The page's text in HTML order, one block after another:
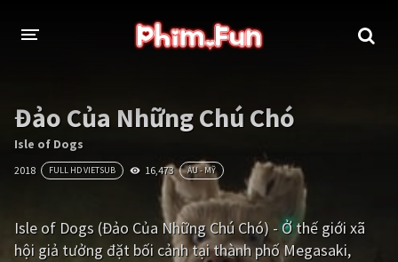
THỂ LOẠI
Thần thoại - Cổ trang
Tâm lý Chiến tranh
Kinh dị Tội phạm - Hình sự
Đảo Của Những Chú Chó
Isle of Dogs
2018 FULL HD VIETSUB 16,473 ÂU - MỸ
Isle of Dogs (Đảo Của Những Chú Chó) - Ở thế giới xã
hội giả tưởng đặt bối cảnh tại thành phố Megasaki,